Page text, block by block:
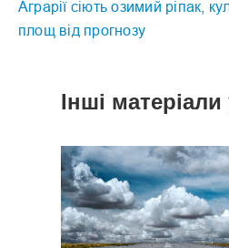
Аграрії сіють озимий ріпак,
площ від прогнозу
Інші